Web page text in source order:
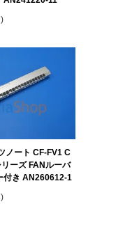
ノート CF-FV1 C
ーズ FANルーバ
付き AN260612-1